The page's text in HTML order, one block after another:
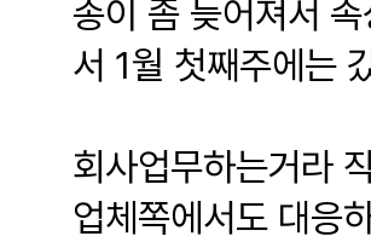
송이 좀 늦어져서
서 1월 첫째주에는
회사업무하는거라
업체쪽에서도 대응